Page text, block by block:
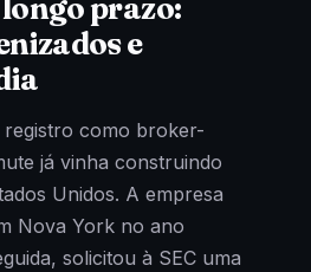
prazo:
e
registro como broker-
já vinha construindo
Unidos. A empresa
Nova York no ano
solicitou à SEC uma